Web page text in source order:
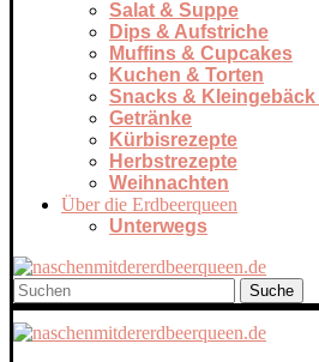
Salat & Suppe
Dips & Aufstriche
Muffins & Cupcakes
Kuchen & Torten
Snacks &
Getränke
Kürbisrezepte
Herbstrezepte
Weihnachten
Über die Erdbeerqueen
Unterwegs
Suche